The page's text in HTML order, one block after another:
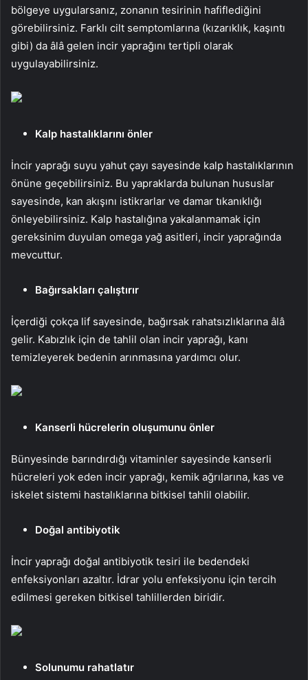
bölgeye uygularsanız, zonanın tesirinin hafiflediğini
görebilirsiniz. Farklı cilt semptomlarına (kızarıklık, kaşıntı
gibi) da âlâ gelen incir yaprağını tertipli olarak
uygulayabilirsiniz.
Kalp hastalıklarını önler
İncir yaprağı suyu yahut çayı sayesinde kalp hastalıklarının
önüne geçebilirsiniz. Bu yapraklarda bulunan hususlar
sayesinde, kan akışını istikrarlar ve damar tıkanıklığı
önleyebilirsiniz. Kalp hastalığına yakalanmamak için
gereksinim duyulan omega yağ asitleri, incir yaprağında
mevcuttur.
Bağırsakları çalıştırır
İçerdiği çokça lif sayesinde, bağırsak rahatsızlıklarına âlâ
gelir. Kabızlık için de tahlil olan incir yaprağı, kanı
temizleyerek bedenin arınmasına yardımcı olur.
Kanserli hücrelerin oluşumunu önler
Bünyesinde barındırdığı vitaminler sayesinde kanserli
hücreleri yok eden incir yaprağı, kemik ağrılarına, kas ve
iskelet sistemi hastalıklarına bitkisel tahlil olabilir.
Doğal antibiyotik
İncir yaprağı doğal antibiyotik tesiri ile bedendeki
enfeksiyonları azaltır. İdrar yolu enfeksiyonu için tercih
edilmesi gereken bitkisel tahlillerden biridir. ​
Solunumu rahatlatır